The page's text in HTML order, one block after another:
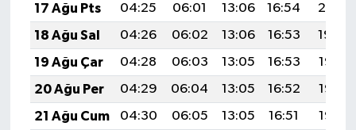
17 Ağu Pts
04:25 06:01 13:06 16:54
20:01
18 Ağu Sal
04:26 06:02 13:06 16:53
19:59
19 Ağu Çar
04:28 06:03 13:05 16:53
19:58
20 Ağu Per
04:29 06:04 13:05 16:52
19:56
21 Ağu Cum
04:30 06:05 13:05 16:51
19:55